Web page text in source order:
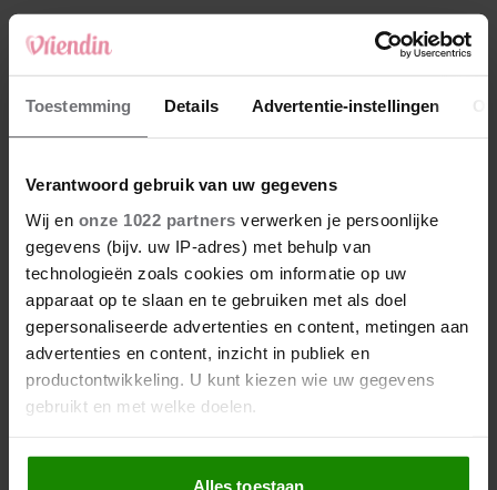
Toestemming Details Advertentie-instellingen
Verantwoord gebruik van uw gegevens
Wij en onze 1022 partners verwerken je persoonlijke
gegevens (bijv. uw IP-adres) met behulp van
technologieën zoals cookies om informatie op uw
apparaat op te slaan en te gebruiken met als doel
gepersonaliseerde advertenties en content, metingen aan
advertenties en content, inzicht in publiek en
productontwikkeling. U kunt kiezen wie uw gegevens
gebruikt en met welke doelen.
Als u het toestaat, willen we ook graag:
Alles toestaan
Meer van Lydia
Kathelijne zou nooit meer
lopen, maar blijft vechten:
‘Dit jaar ga ik stappen
zetten’
Yolanda en haar man
hebben drie honden: ‘Je
weet niet wat je ziet als we
’s avonds met zijn allen op
de bank liggen’
rouwdeskundige: ‘Op
rouwen om een huisdier zit